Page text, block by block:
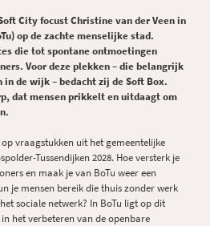
City focust Christine van der Veen in
op de zachte menselijke stad.
die tot spontane ontmoetingen
Voor deze plekken – die belangrijk
de wijk – bedacht zij de Soft Box.
dat mensen prikkelt en uitdaagt om
vraagstukken uit het gemeentelijke
Tussendijken 2028. Hoe versterk je
en maak je van BoTu weer een
je mensen bereik die thuis zonder werk
sociale netwerk? In BoTu ligt op dit
het verbeteren van de openbare